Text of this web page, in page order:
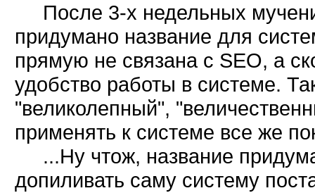
После 3-х недельных
придумано название для
прямую не связана с SEO, а
удобство работы в системе.
"великолепный",
применять к системе все же
...Ну чтож, название
допиливать саму систему